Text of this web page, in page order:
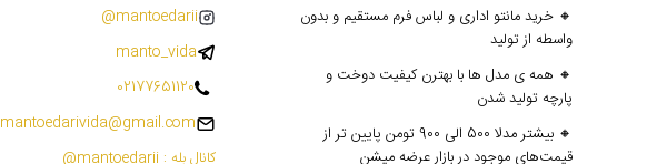
🔸 خرید مانتو اداری و لباس فرم مستقیم و بدون
واسطه از تولید
🔸 همه ی مدل ها با بهترن کیفیت دوخت و
پارچه تولید شدن
🔸 بیشتر مدلا 500 الی 900 تومن پایین تر از
قیمت‌های موجود در بازار عرضه میشن
mantoedarii@
manto_vida
02177651120
mantoedarivida@gmail.com
کانال بله : mantoedarii@